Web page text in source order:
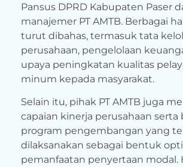
Pansus DPRD Kabupaten Paser
manajemer PT AMTB. Berbagai
turut dibahas, termasuk tata
perusahaan, pengelolaan
upaya peningkatan kualitas
minum kepada masyarakat.
Selain itu, pihak PT AMTB juga
capaian kinerja perusahaan serta
program pengembangan yang
dilaksanakan sebagai bentuk
pemanfaatan penyertaan modal.